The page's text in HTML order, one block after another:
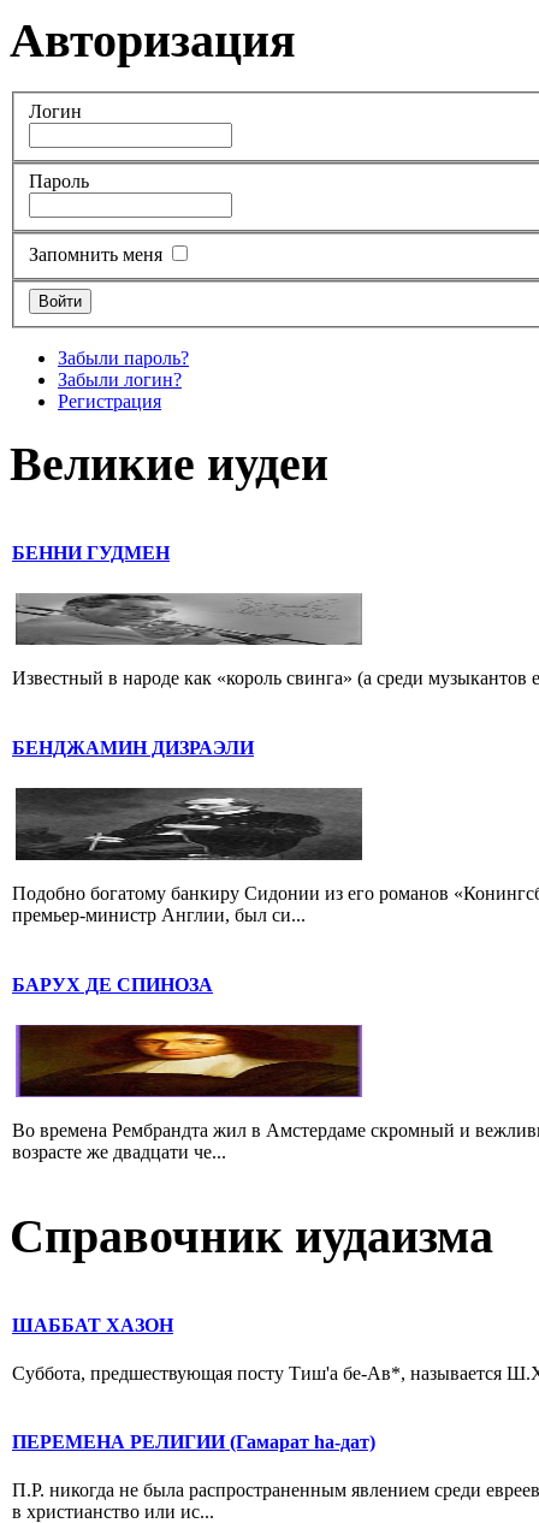
Авторизация
Логин
Пароль
Запомнить меня
Забыли пароль?
Забыли логин?
Регистрация
Великие иудеи
БЕННИ ГУДМЕН
Известный в народе как «король свинга» (а среди
БЕНДЖАМИН ДИЗРАЭЛИ
Подобно богатому банкиру Сидонии из его романов
премьер-министр Англии, был си...
БАРУХ ДЕ СПИНОЗА
Во времена Рембрандта жил в Амстердаме скромный и
возрасте же двадцати че...
Справочник иудаизма
ШАББАТ ХАЗОН
Суббота, предшествующая посту Тиш'а бе-Ав*, называется
ПЕРЕМЕНА РЕЛИГИИ (Гамарат hа-дат)
П.Р. никогда не была распространенным явлением среди
в христианство или ис...